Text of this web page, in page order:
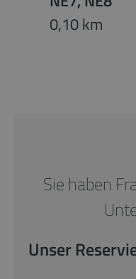
0,10 km
Sie haben
Unser